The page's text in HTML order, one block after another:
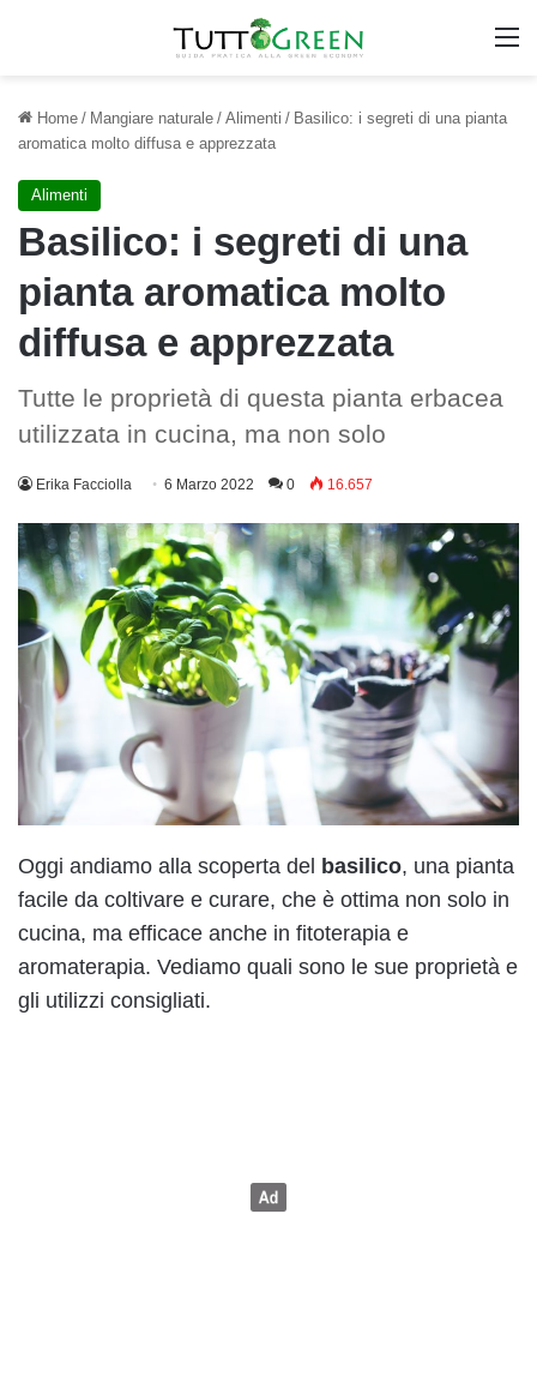
Home / Mangiare naturale / Alimenti / Basilico: i segreti di una pianta
aromatica molto diffusa e apprezzata
Alimenti
Basilico: i segreti di una
pianta aromatica molto
diffusa e apprezzata
Tutte le proprietà di questa pianta erbacea
utilizzata in cucina, ma non solo
Erika Facciolla 6 Marzo 2022 0 16.657
Oggi andiamo alla scoperta del basilico, una pianta
facile da coltivare e curare, che è ottima non solo in
cucina, ma efficace anche in fitoterapia e
aromaterapia. Vediamo quali sono le sue proprietà e
gli utilizzi consigliati.